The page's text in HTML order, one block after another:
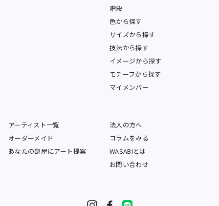
階段
色から探す
サイズから探す
技法から探す
イメージから探す
モチーフから探す
マイメンバー
アーティスト一覧
オーダーメイド
あなたの部屋にアート提案
法人の方へ
コラムをみる
WASABIとは
お問い合わせ